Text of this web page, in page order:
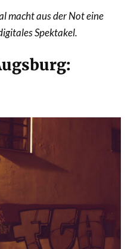
macht aus der Not eine
Spektakel.